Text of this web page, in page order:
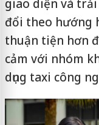
giao diện và trải
đổi theo hướng
thuận tiện hơn
cảm với nhóm
dụng taxi công